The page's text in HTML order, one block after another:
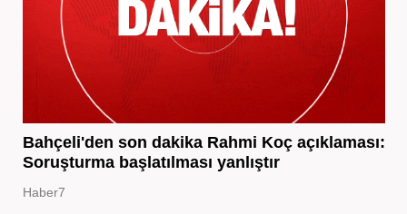
Bahçeli'den son dakika Rahmi Koç açıklaması:
Soruşturma başlatılması yanlıştır
Haber7